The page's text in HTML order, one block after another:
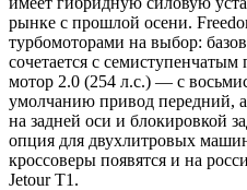
рынке с прошлой осени.
турбомоторами на выбор:
сочетается с
мотор 2.0 (254 л.с.) — с
умолчанию привод передний,
на задней оси и блокировкой
опция для двухлитровых
кроссоверы появятся и на
Jetour T1.